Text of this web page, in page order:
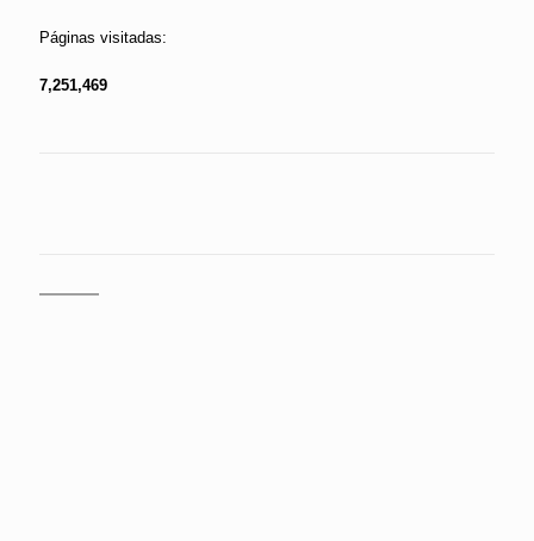
Páginas visitadas:
7,251,469